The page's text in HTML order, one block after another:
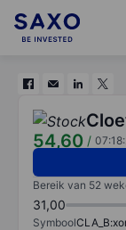
54,60 /
Bereik van 52
31,00
Symbool